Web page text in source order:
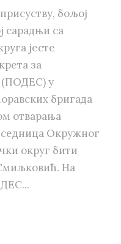
бољој
сарадњи са
јесте
за
(ПОДЕС) у
бригада
отварања
Окружног
округ бити
На